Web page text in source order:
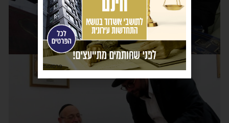
פרסומת